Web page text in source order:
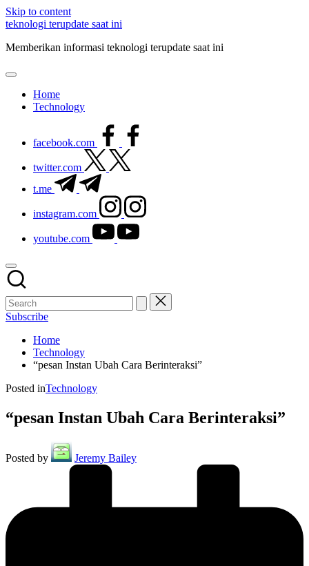
Skip to content
teknologi terupdate saat ini
Memberikan informasi teknologi terupdate saat ini
Home
Technology
facebook.com
twitter.com
t.me
instagram.com
youtube.com
Subscribe
Home
Technology
“pesan Instan Ubah Cara Berinteraksi”
Posted inTechnology
“pesan Instan Ubah Cara Berinteraksi”
Posted by Jeremy Bailey